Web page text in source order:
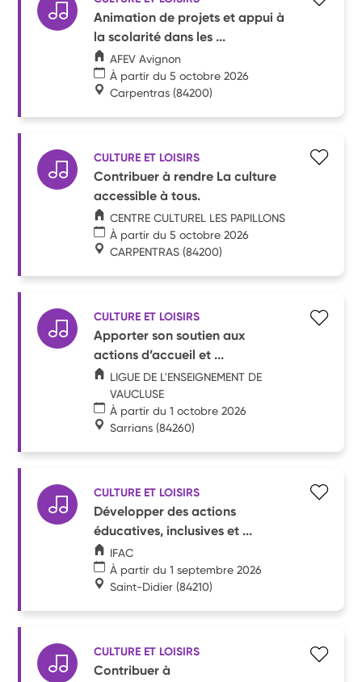
Animation de projets et appui à
la scolarité dans les ...
AFEV Avignon
À partir du 5 octobre 2026
Carpentras (84200)
CULTURE ET LOISIRS
Contribuer à rendre La culture
accessible à tous.
CENTRE CULTUREL LES PAPILLONS
À partir du 5 octobre 2026
CARPENTRAS (84200)
CULTURE ET LOISIRS
Apporter son soutien aux
actions d’accueil et ...
LIGUE DE L'ENSEIGNEMENT DE
VAUCLUSE
À partir du 1 octobre 2026
Sarrians (84260)
CULTURE ET LOISIRS
Développer des actions
éducatives, inclusives et ...
IFAC
À partir du 1 septembre 2026
Saint-Didier (84210)
CULTURE ET LOISIRS
Contribuer à